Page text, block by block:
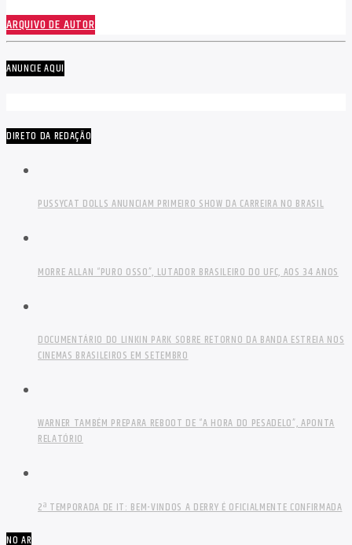
ARQUIVO DE AUTOR
ANUNCIE AQUI
DIRETO DA REDAÇÃO
PUSSYCAT DOLLS ANUNCIAM PRIMEIRO SHOW DA CARREIRA NO BRASIL
MORRE ALLAN “PURO OSSO”, LUTADOR BRASILEIRO DO UFC, AOS 34 ANOS
DOCUMENTÁRIO DO LINKIN PARK SOBRE RETORNO DA BANDA ESTREIA NOS
CINEMAS BRASILEIROS EM SETEMBRO
WARNER TAMBÉM PREPARA REBOOT DE “A HORA DO PESADELO”, APONTA
RELATÓRIO
2ª TEMPORADA DE IT: BEM-VINDOS A DERRY É OFICIALMENTE CONFIRMADA
NO AR